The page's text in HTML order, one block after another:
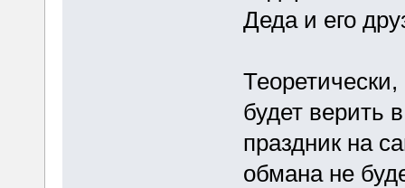
Деда и его
будет верить
праздник на
обмана не